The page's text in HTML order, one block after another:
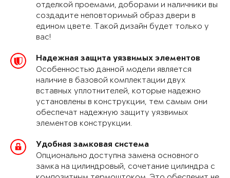
отделкой проемами, доборами и наличники вы
создадите неповторимый образ двери в
едином цвете. Такой дизайн будет только у
вас!
Надежная защита уязвимых элементов
Особенностью данной модели является
наличие в базовой комплектации двух
вставных уплотнителей, которые надежно
установлены в конструкции, тем самым они
обеспечат надежную защиту уязвимых
элементов конструкции.
Удобная замковая система
Опционально доступна замена основного
замка на цилиндровый, сочетание цилиндра с